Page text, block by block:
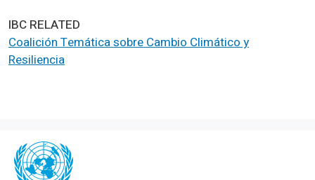
IBC RELATED
Coalición Temática sobre Cambio Climático y
Resiliencia